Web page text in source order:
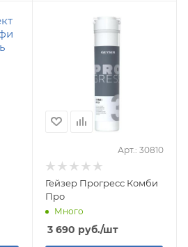
Арт.: 30810
Гейзер Прогресс Комби
Про
Много
3 690 руб./шт